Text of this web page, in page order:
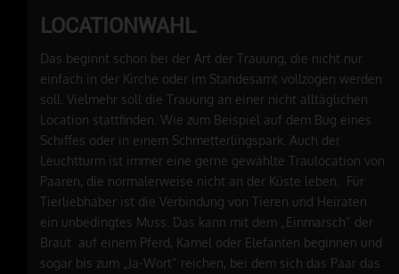
LOCATIONWAHL
Das beginnt schon bei der Art der Trauung, die nicht nur
einfach in der Kirche oder im Standesamt vollzogen werden
soll. Vielmehr soll die Trauung an einer nicht alltäglichen
Location stattfinden. Wie zum Beispiel auf dem Bug eines
Schiffes oder in einem Schmetterlingspark. Auch der
Leuchtturm ist immer eine gerne gewählte Traulocation von
Paaren, die normalerweise nicht an der Küste leben. Für
Tierliebhaber ist die Verbindung von Tieren und Heiraten
ein unbedingtes Muss. Das kann mit dem „Einmarsch“ der
Braut auf einem Pferd, Kamel oder Elefanten beginnen und
sogar bis zum „Ja-Wort“ reichen, bei dem sich das Paar das